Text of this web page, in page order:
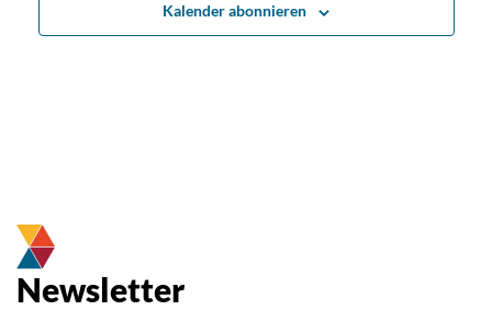
Kalender abonnieren
Newsletter